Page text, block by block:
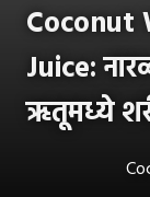
Coconut
Juice:
ऋतूमध्ये